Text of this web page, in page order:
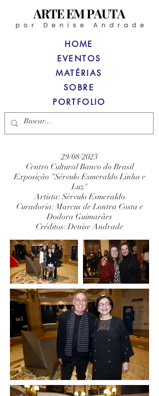
HOME
MATÉRIAS
SOBRE
PORTFOLIO
EVENTOS
29/08/2023
Centro Cultural Banco do Brasil
Exposição "Sérvulo Esmeraldo Linha e
Luz"
Artista: Sérvulo Esmeraldo
Curadoria: Marcus de Lontra Costa e
Dodora Guimarães
Créditos: Denise Andrade